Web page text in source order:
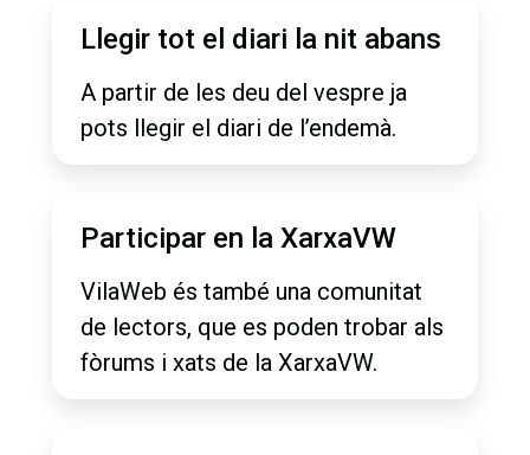
Llegir tot el diari la nit abans
A partir de les deu del vespre ja
pots llegir el diari de l’endemà.
Participar en la XarxaVW
VilaWeb és també una comunitat
de lectors, que es poden trobar als
fòrums i xats de la XarxaVW.